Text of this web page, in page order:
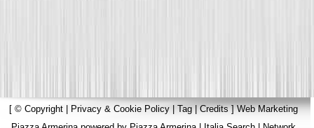
[ © Copyright | Privacy & Cookie Policy | Tag|Credits]Web Marketing